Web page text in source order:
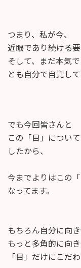
つまり、私が今、
近眼であり続ける
そして、まだ本気
とも自分で自覚して
でも今回皆さんと
この「目」につい
したから、
今までよりはこの
なってます。
もちろん自分に向
もっと多角的に向
「目」だけにこだ